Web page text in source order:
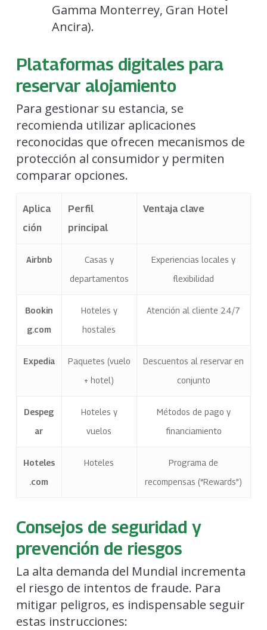
Gamma Monterrey, Gran Hotel
Ancira).
Plataformas digitales para
reservar alojamiento
Para gestionar su estancia, se
recomienda utilizar aplicaciones
reconocidas que ofrecen mecanismos de
protección al consumidor y permiten
comparar opciones.
Aplica
ción
Perfil
principal
Ventaja clave
Airbnb
Casas y
departamentos
Experiencias locales y
flexibilidad
Bookin
g.com
Hoteles y
hostales
Atención al cliente 24/7
Expedia
Paquetes (vuelo
+ hotel)
Descuentos al reservar en
conjunto
Despeg
ar
Hoteles y
vuelos
Métodos de pago y
financiamiento
Hoteles
.com
Hoteles
Programa de
recompensas (“Rewards”)
Consejos de seguridad y
prevención de riesgos
La alta demanda del Mundial incrementa
el riesgo de intentos de fraude. Para
mitigar peligros, es indispensable seguir
estas instrucciones: